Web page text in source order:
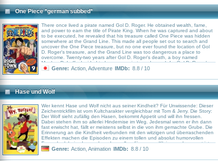
One Piece *german subbed*
There once lived a pirate named Gol D. Roger. He obtained wealth, fame,
and power to earn the title of Pirate King. When he was captured and about
to be executed, he revealed that his treasure called One Piece was hidden
somewhere at the Grand Line. This made all people set out to search and
uncover the One Piece treasure, but no one ever found the location of Gol
D. Roger's treasure, and the Grand Line was too dangerous a place to
overcome. Twenty-two years after Gol D. Roger's death, a boy named
Monkey D. Luffy decided to become a pirate and search for Gol D. Roger's
treasure to become the next Pirate King.
Genre: Action Adventure IMDb: 8.8 / 10
Hase und Wolf
Wer kennt Hase und Wolf nicht aus seiner Kindheit? Für Unwissende: Dieser
Zeichentrickfilm ist vom Kultcharakter vergleichbar mit Tom & Jerry. Die Story:
Der Wolf sieht zufällig den Hasen, bekommt Appetit und will ihn fressen.
Dabei stehen ihm so allerlei Hindernise im Weg. Jedesmal wenn er ihn dann
fast erwischt hat, fällt er meistens selbst in die von ihm gemachte Grube. Die
Erinnerung an die Kindheit verbunden mit den witzigen und überraschenden
Effekten machen die Episoden zu einem tollen und absolut humorvollen
Fernseherlebnis, das auch und vor allem für unsere Kleinen sehenswert ist.
Genre: Action Animation IMDb: 8.8 / 10